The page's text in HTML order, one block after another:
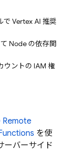
で Vertex AI 推奨
Node の依存関
ウントの IAM 権
Remote
を使
ーバーサイド